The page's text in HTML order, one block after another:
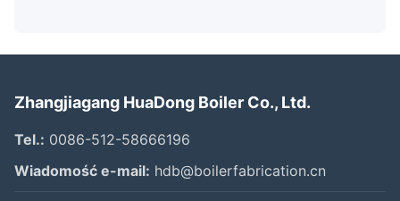
Zhangjiagang HuaDong Boiler Co., Ltd.
Tel.: 0086-512-58666196
Wiadomość e-mail: hdb@boilerfabrication.cn